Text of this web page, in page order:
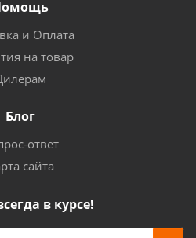
и Оплата
на товар
Блог
ответ
сайта
в курсе!